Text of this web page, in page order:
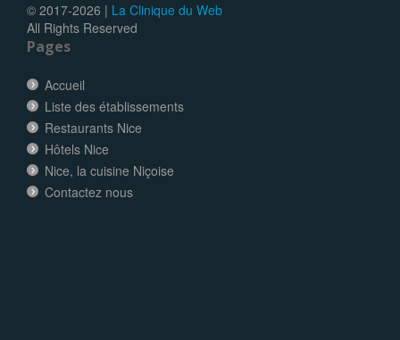
© 2017-2026 | La Clinique du Web
All Rights Reserved
Pages
Accueil
Liste des établissements
Restaurants Nice
Hôtels Nice
Nice, la cuisine Niçoise
Contactez nous